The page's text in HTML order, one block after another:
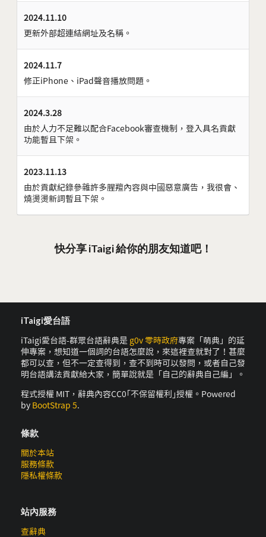
2024.11.10
更新外部超連結網址及名稱。
2024.11.7
修正iPhone、iPad聲音播放問題。
2024.3.28
由於人力不足難以配合Facebook審查機制，登入具名貢獻
功能暫且下架。
2023.11.13
由於貢獻紀錄參雜許多腥羶內容與中國惡意廣告，我很會、
燒燙燙新詞暫且下架。
快分享 iTaigi 給你的朋友知道吧！
iTaigi愛台語
iTaigi愛台語-群眾台語辭典是 g0v 零時政府專案「萌典」的延
伸專案，想知道一個詞的台語怎麼說，來這裡查就對了！甚麼
都可以查，但不一定查得到，查不到時可以發問，或者自己發
明台語講法貢獻給大家，簡單說就是「自己的辭典自己編」。
程式授權 MIT，辭典內容CC0｢不保留權利｣授權。Powered
by BootStrap 5.
條款
關於本站
服務條款
隱私權條款
站內服務
查辭典